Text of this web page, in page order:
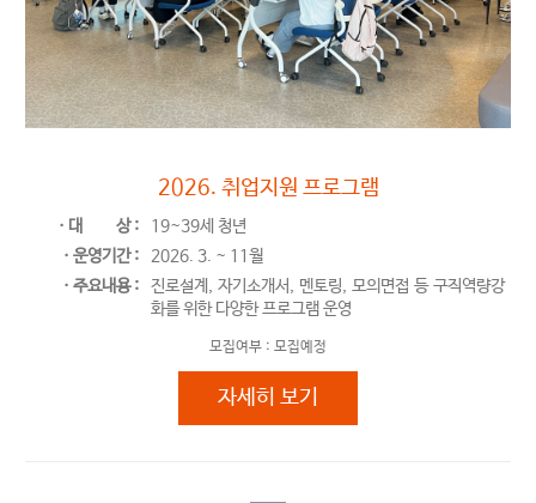
2026. 취업지원 프로그램
ㆍ대 상 :
19~39세 청년
ㆍ운영기간 :
2026. 3. ~ 11월
ㆍ주요내용 :
진로설계, 자기소개서, 멘토링, 모의면접 등 구직역량강
화를 위한 다양한 프로그램 운영
모집여부 : 모집예정
2026. 취업지원 프로그램
자세히 보기